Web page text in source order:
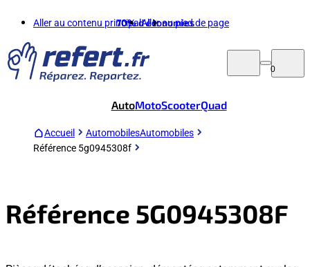
Aller au contenu principalAller au pied de page
70%d'économies
0
AutoMotoScooterQuad
Accueil AutomobilesAutomobiles
Référence 5g0945308f
Référence 5G0945308F